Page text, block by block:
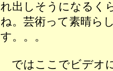
れ出しそうになるく
ね。芸術って素晴ら
す。。。
ではここでビデオ